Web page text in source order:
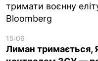
тримати воєнну
Bloomberg
15:06
Лиман тримається,